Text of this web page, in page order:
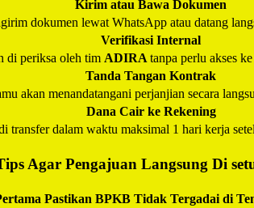
Kirim atau Bawa Dokumen
dokumen lewat WhatsApp atau datang
Verifikasi Internal
di periksa oleh tim ADIRA tanpa perlu akses
Tanda Tangan Kontrak
akan menandatangani perjanjian secara
Dana Cair ke Rekening
transfer dalam waktu maksimal 1 hari kerja
Agar Pengajuan Langsung Di
Pastikan BPKB Tidak Tergadai di